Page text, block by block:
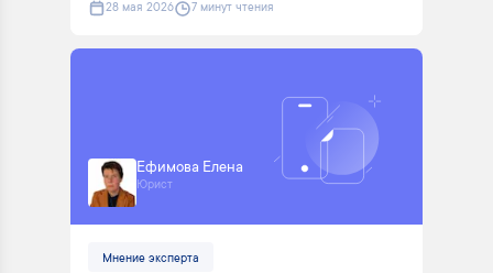
28 мая 2026 7 минут чтения
Ефимова Елена
Юрист
Мнение эксперта